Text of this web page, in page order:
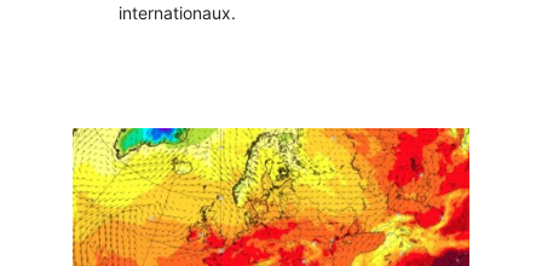
internationaux.